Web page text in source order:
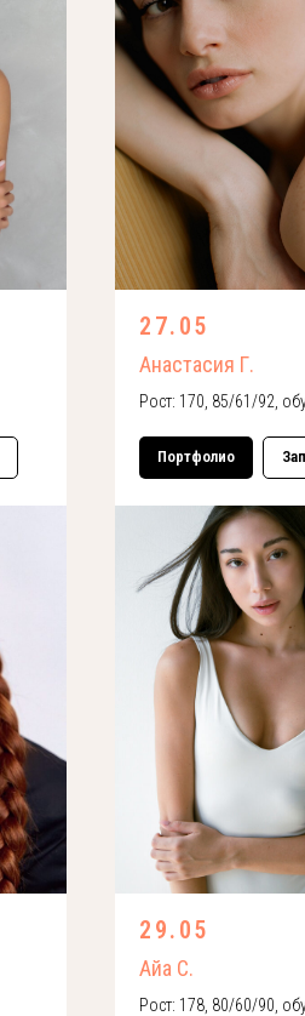
27.05
Анастасия Г.
Рост: 170, 85/61/92,
Портфолио
29.05
Айа С.
Рост: 178, 80/60/90,